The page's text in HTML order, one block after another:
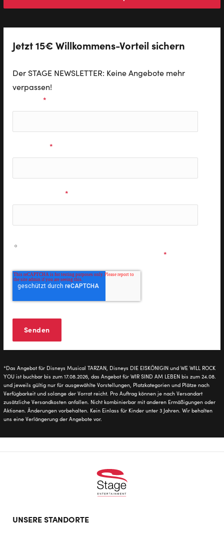
Jetzt 15€ Willkommens-Vorteil sichern
Der STAGE NEWSLETTER: Keine Angebote mehr
verpassen!
*
*
*
*
*Das Angebot für Disneys Musical TARZAN, Disneys DIE EISKÖNIGIN und WE WILL ROCK
YOU ist buchbar bis zum 17.08.2026, das Angebot für WIR SIND AM LEBEN bis zum 24.08.
und jeweils gültig nur für ausgewählte Vorstellungen, Platzkategorien und Plätze nach
Verfügbarkeit und solange der Vorrat reicht. Pro Auftrag können je nach Versandart
zusätzliche Versandkosten anfallen. Nicht kombinierbar mit anderen Ermäßigungen oder
Aktionen. Änderungen vorbehalten. Kein Einlass für Kinder unter 3 Jahren. Wir behalten
uns eine Verlängerung der Angebote vor.
doormat
UNSERE STANDORTE